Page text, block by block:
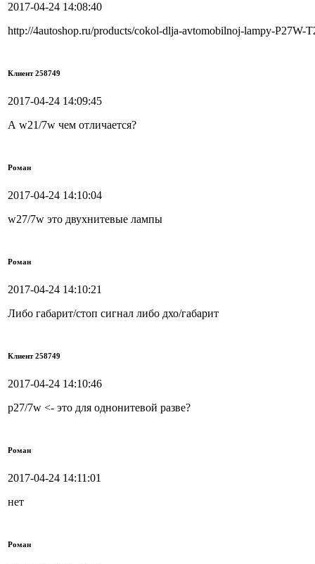
2017-04-24 14:08:40
http://4autoshop.ru/products/cokol-dlja-avtomobilnoj-lampy-P27W-
Клиент 258749
2017-04-24 14:09:45
А w21/7w чем отличается?
Роман
2017-04-24 14:10:04
w27/7w это двухнитевые лампы
Роман
2017-04-24 14:10:21
Либо габарит/стоп сигнал либо дхо/габарит
Клиент 258749
2017-04-24 14:10:46
p27/7w <- это для однонитевой разве?
Роман
2017-04-24 14:11:01
нет
Роман